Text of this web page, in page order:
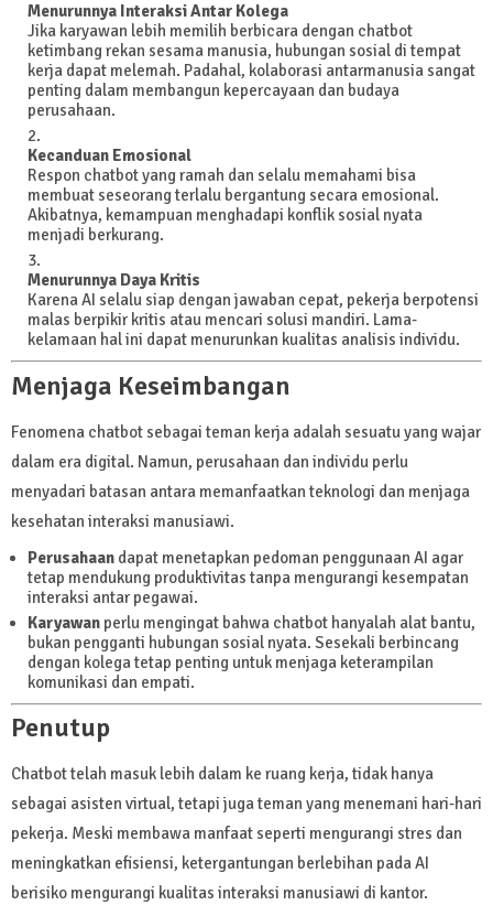
Menurunnya Interaksi Antar Kolega
Jika karyawan lebih memilih berbicara dengan chatbot
ketimbang rekan sesama manusia, hubungan sosial di tempat
kerja dapat melemah. Padahal, kolaborasi antarmanusia sangat
penting dalam membangun kepercayaan dan budaya
perusahaan.
Kecanduan Emosional
Respon chatbot yang ramah dan selalu memahami bisa
membuat seseorang terlalu bergantung secara emosional.
Akibatnya, kemampuan menghadapi konflik sosial nyata
menjadi berkurang.
Menurunnya Daya Kritis
Karena AI selalu siap dengan jawaban cepat, pekerja berpotensi
malas berpikir kritis atau mencari solusi mandiri. Lama-
kelamaan hal ini dapat menurunkan kualitas analisis individu.
Menjaga Keseimbangan
Fenomena chatbot sebagai teman kerja adalah sesuatu yang wajar
dalam era digital. Namun, perusahaan dan individu perlu
menyadari batasan antara memanfaatkan teknologi dan menjaga
kesehatan interaksi manusiawi.
Perusahaan dapat menetapkan pedoman penggunaan AI agar
tetap mendukung produktivitas tanpa mengurangi kesempatan
interaksi antar pegawai.
Karyawan perlu mengingat bahwa chatbot hanyalah alat bantu,
bukan pengganti hubungan sosial nyata. Sesekali berbincang
dengan kolega tetap penting untuk menjaga keterampilan
komunikasi dan empati.
Penutup
Chatbot telah masuk lebih dalam ke ruang kerja, tidak hanya
sebagai asisten virtual, tetapi juga teman yang menemani hari-hari
pekerja. Meski membawa manfaat seperti mengurangi stres dan
meningkatkan efisiensi, ketergantungan berlebihan pada AI
berisiko mengurangi kualitas interaksi manusiawi di kantor.